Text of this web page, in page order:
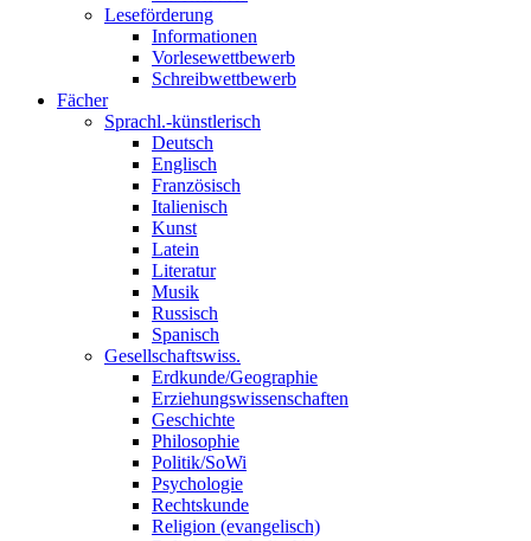
Leseförderung
Informationen
Vorlesewettbewerb
Schreibwettbewerb
Fächer
Sprachl.-künstlerisch
Deutsch
Englisch
Französisch
Italienisch
Kunst
Latein
Literatur
Musik
Russisch
Spanisch
Gesellschaftswiss.
Erdkunde/Geographie
Erziehungswissenschaften
Geschichte
Philosophie
Politik/SoWi
Psychologie
Rechtskunde
Religion (evangelisch)